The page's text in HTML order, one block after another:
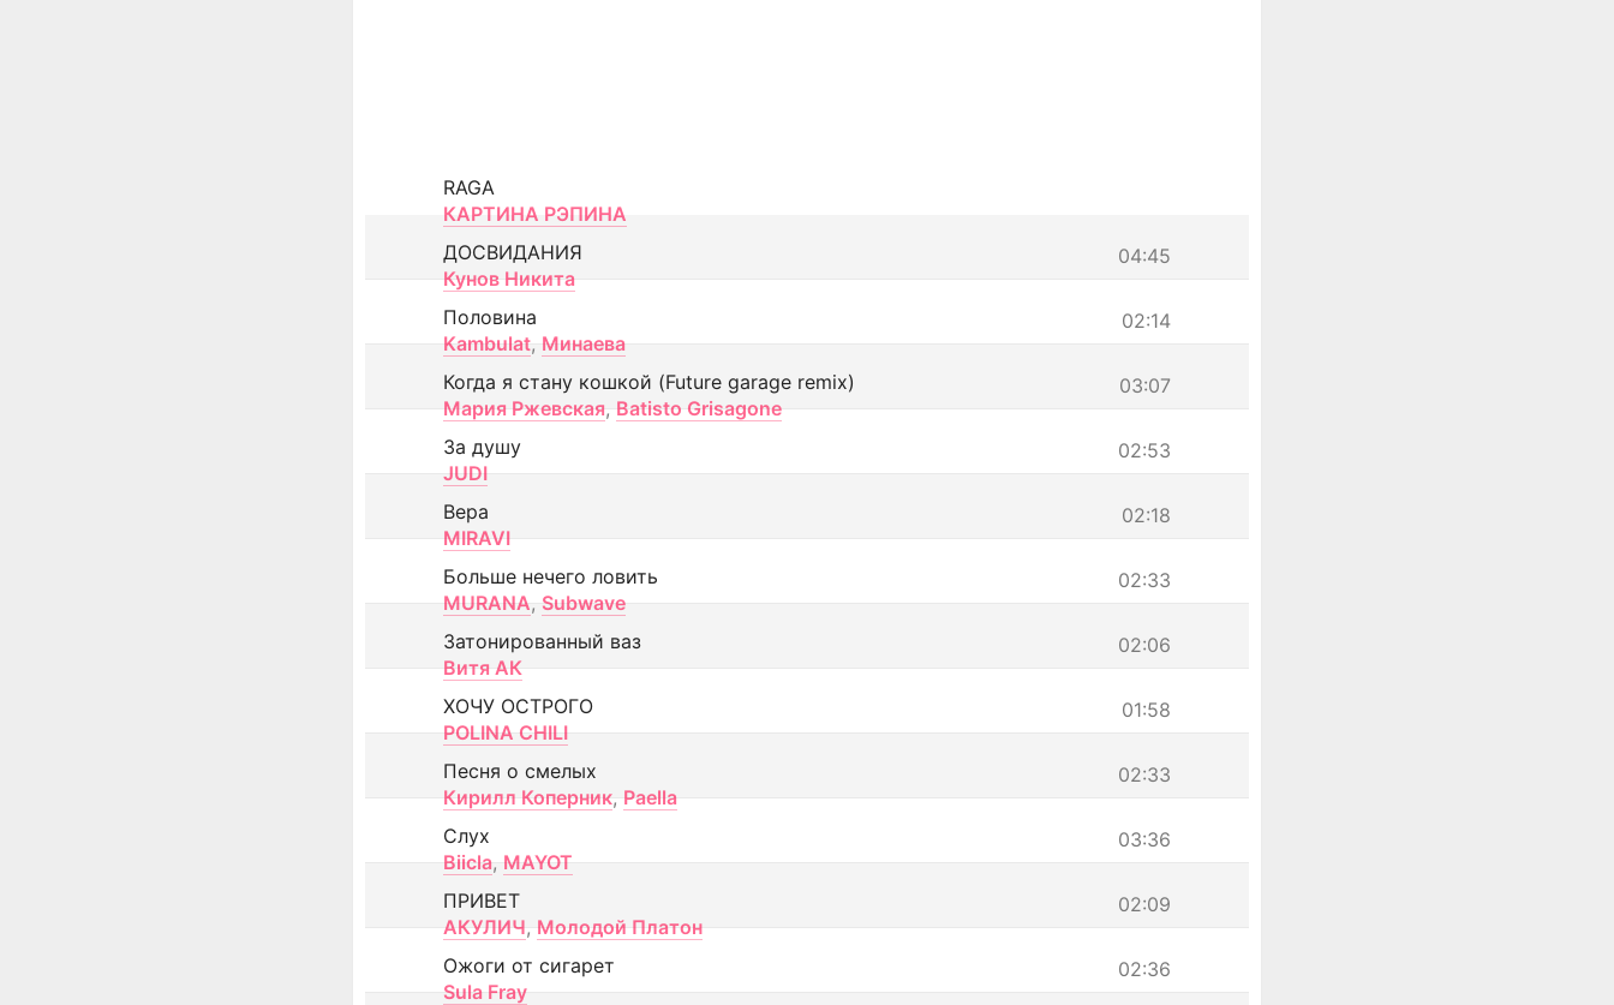
RAGA
КАРТИНА РЭПИНА
04:45
ДОСВИДАНИЯ
Кунов Никита
02:14
Половина
Kambulat, Минаева
03:07
Когда я стану кошкой (Future garage remix)
Мария Ржевская, Batisto Grisagone
02:53
За душу
JUDI
02:18
Вера
MIRAVI
02:33
Больше нечего ловить
MURANA, Subwave
02:06
Затонированный ваз
Витя АК
01:58
ХОЧУ ОСТРОГО
POLINA CHILI
02:33
Песня о смелых
Кирилл Коперник, Paella
03:36
Слух
Biicla, MAYOT
02:09
ПРИВЕТ
АКУЛИЧ, Молодой Платон
02:36
Ожоги от сигарет
Sula Fray